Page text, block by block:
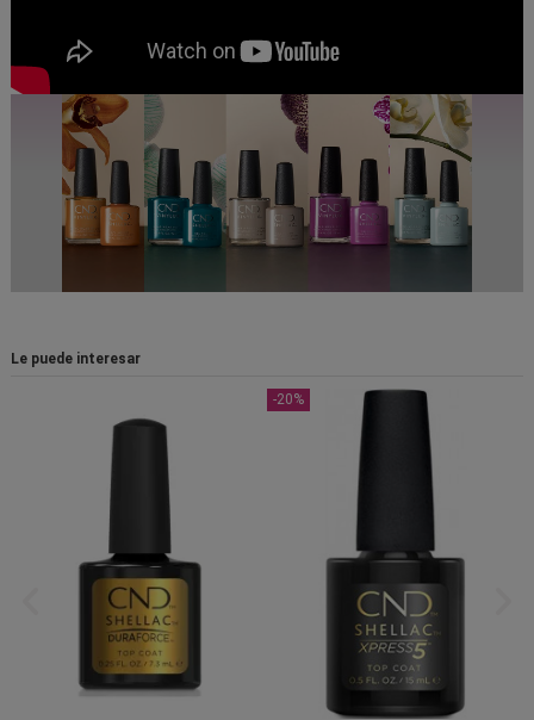
Le puede interesar
-20%